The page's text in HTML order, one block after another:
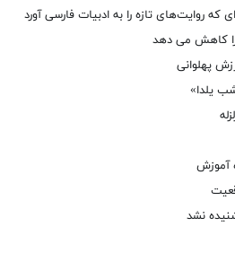
که روایت‌های تازه را به ادبیات فارسی آورد
را کاهش می دهد
پهلوانی
یلدا»
آموزش
نشد